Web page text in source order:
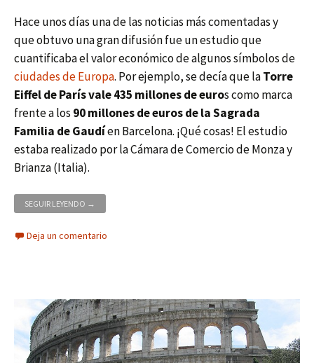
Hace unos días una de las noticias más comentadas y
que obtuvo una gran difusión fue un estudio que
cuantificaba el valor económico de algunos símbolos de
ciudades de Europa. Por ejemplo, se decía que laTorre
Eiffel de París vale 435 millones de euros como marca
frente a los90 millones de euros de la Sagrada
Familia de Gaudíen Barcelona. ¡Qué cosas! El estudio
estaba realizado por la Cámara de Comercio de Monza y
Brianza (Italia).
SEGUIR LEYENDO MARCAS TURÍSTICAS, VALOR Y PRECIO
→
Deja un comentario